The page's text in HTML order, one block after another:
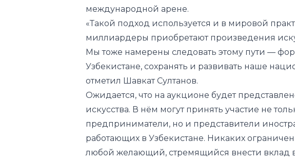
международной арене.
«Такой подход используется и в мировой
миллиардеры приобретают произведения
Мы тоже намерены следовать этому пути —
Узбекистане, сохранять и развивать наше
отметил Шавкат Султанов.
Ожидается, что на аукционе будет
искусства. В нём могутпринять участие не
предприниматели, но и представители
работающих в Узбекистане. Никаких
любой желающий, стремящийся внести вклад